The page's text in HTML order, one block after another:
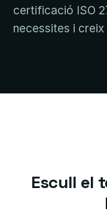
certificació ISO
necessites i creix
Escull el